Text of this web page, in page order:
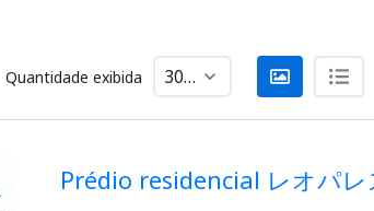
Quantidade exibida
Prédio residencial レオパレ